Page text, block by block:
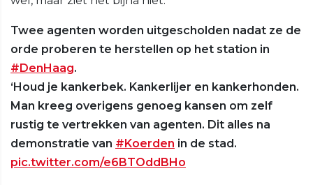
Twee agenten worden uitgescholden nadat ze de
orde proberen te herstellen op het station in
#DenHaag.
‘Houd je kankerbek. Kankerlijer en kankerhonden.
Man kreeg overigens genoeg kansen om zelf
rustig te vertrekken van agenten. Dit alles na
demonstratie van #Koerden in de stad.
pic.twitter.com/e6BTOddBHo